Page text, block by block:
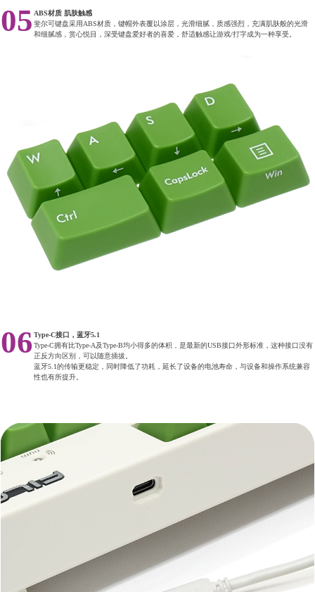
05 ABS材质 肌肤触感
斐尔可键盘采用ABS材质，键帽外表覆以涂层，光滑细腻，质感强烈，充满肌肤般的光滑
和细腻感，赏心悦目，深受键盘爱好者的喜爱，舒适触感让游戏/打字成为一种享受。
06Type-C接口，蓝牙5.1
Type-C拥有比Type-A及Type-B均小得多的体积，是最新的USB接口外形标准，这种接口没有
正反方向区别，可以随意插拔。
蓝牙5.1的传输更稳定，同时降低了功耗，延长了设备的电池寿命，与设备和操作系统兼容
性也有所提升。